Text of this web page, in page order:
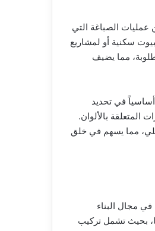
الصباغة التي
سكنية أو لمشاريع
مما يضيف
أساسياً في تحديد
المتعلقة بالألوان.
مما يسهم في خلق
مجال البناء
بحيث تشمل تركيب